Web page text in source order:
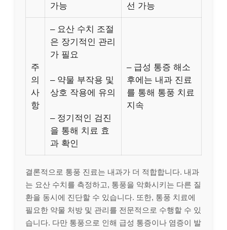
가능
선 가능
주
의
사
항
– 요산 수치 조절
은 장기적인 관리
가 필요
– 약물 부작용 및
상호 작용에 유의
– 정기적인 검진
을 통해 치료 효
과 확인
– 급성 통증 해소
후에는 내과 진료
를 통해 통풍 치료
지속
결론적으로 통풍 진료는 내과가 더 적합합니다. 내과
는 요산 수치를 측정하고, 통풍을 악화시키는 다른 질
환을 동시에 진단할 수 있습니다. 또한, 통풍 치료에
필요한 약물 처방 및 관리를 전문적으로 수행할 수 있
습니다. 다만 통풍으로 인해 급성 통증이나 염증이 발